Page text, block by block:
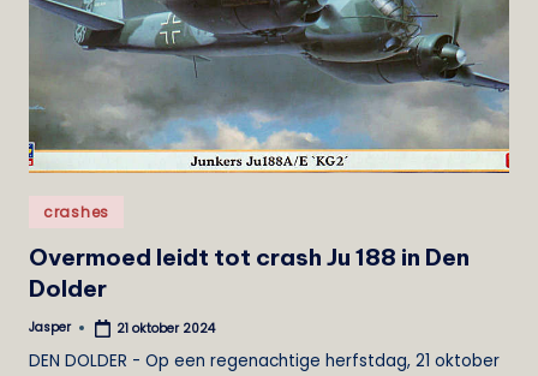
g
e
i
s
Geplaatst
crashes
Overmoed leidt tot crash Ju 188 in Den
Dolder
Geplaatst
Jasper 21 oktober 2024
DEN DOLDER - Op een regenachtige herfstdag, 21 oktober